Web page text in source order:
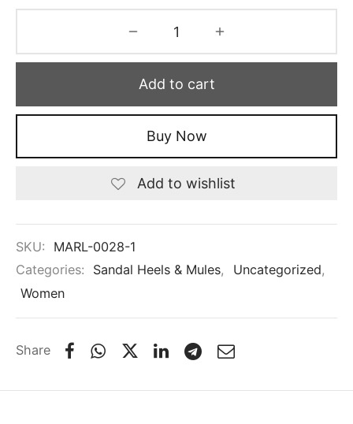
Add to cart
Buy Now
Add to wishlist
SKU:
MARL-0028-1
Categories:
Sandal Heels & Mules, Uncategorized,
Women
Share